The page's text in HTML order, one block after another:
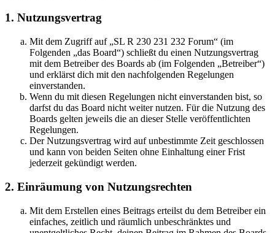
1. Nutzungsvertrag
Mit dem Zugriff auf „SL R 230 231 232 Forum“ (im
Folgenden „das Board“) schließt du einen Nutzungsvertrag
mit dem Betreiber des Boards ab (im Folgenden „Betreiber“)
und erklärst dich mit den nachfolgenden Regelungen
einverstanden.
Wenn du mit diesen Regelungen nicht einverstanden bist, so
darfst du das Board nicht weiter nutzen. Für die Nutzung des
Boards gelten jeweils die an dieser Stelle veröffentlichten
Regelungen.
Der Nutzungsvertrag wird auf unbestimmte Zeit geschlossen
und kann von beiden Seiten ohne Einhaltung einer Frist
jederzeit gekündigt werden.
2. Einräumung von Nutzungsrechten
Mit dem Erstellen eines Beitrags erteilst du dem Betreiber ein
einfaches, zeitlich und räumlich unbeschränktes und